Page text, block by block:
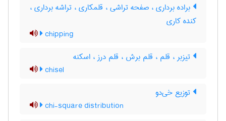
براده برداری ، صفحه تراشی ، قلمکاری ، تراشه برداری ،
کنده کاری
chipping
تیزبر ، قلم ، قلم برش ، قلم درز ، اسکنه
chisel
توزیع خی‌دو
chi-square distribution